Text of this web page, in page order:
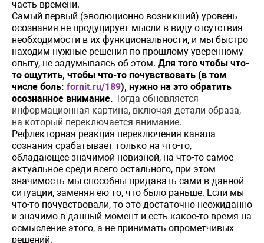
часть времени.
Самый первый (эволюционно возникший) уровень
осознания не продуцирует мысли в виду отсутствия
необходимости в их функциональности, и мы быстро
находим нужные решения по прошлому уверенному
опыту, не задумываясь об этом. Для того чтобы что-
то ощутить, чтобы что-то почувствовать (в том
числе боль: fornit.ru/189), нужно на это обратить
осознанное внимание. Тогда обновляется
информационная картина, включая детали образа,
на который переключается внимание.
Рефлекторная реакция переключения канала
сознания срабатывает только на что-то,
обладающее значимой новизной, на что-то самое
актуальное среди всего остального, при этом
значимость мы способны придавать сами в данной
ситуации, заменяя ею то, что было раньше. Если мы
что-то почувствовали, то это достаточно неожиданно
и значимо в данный момент и есть какое-то время на
осмысление этого, а не принимать опрометчивых
решений.